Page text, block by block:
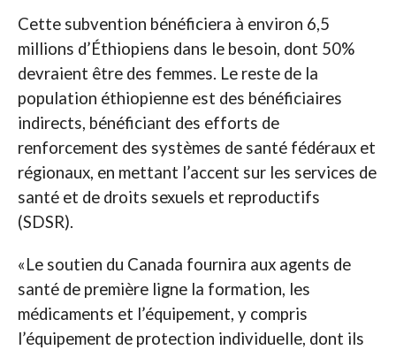
Cette subvention bénéficiera à environ 6,5
millions d’Éthiopiens dans le besoin, dont 50%
devraient être des femmes. Le reste de la
population éthiopienne est des bénéficiaires
indirects, bénéficiant des efforts de
renforcement des systèmes de santé fédéraux et
régionaux, en mettant l’accent sur les services de
santé et de droits sexuels et reproductifs
(SDSR).
«Le soutien du Canada fournira aux agents de
santé de première ligne la formation, les
médicaments et l’équipement, y compris
l’équipement de protection individuelle, dont ils